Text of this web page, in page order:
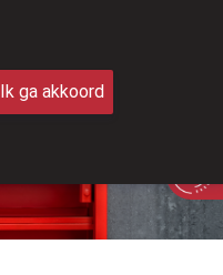
Ik ga akkoord